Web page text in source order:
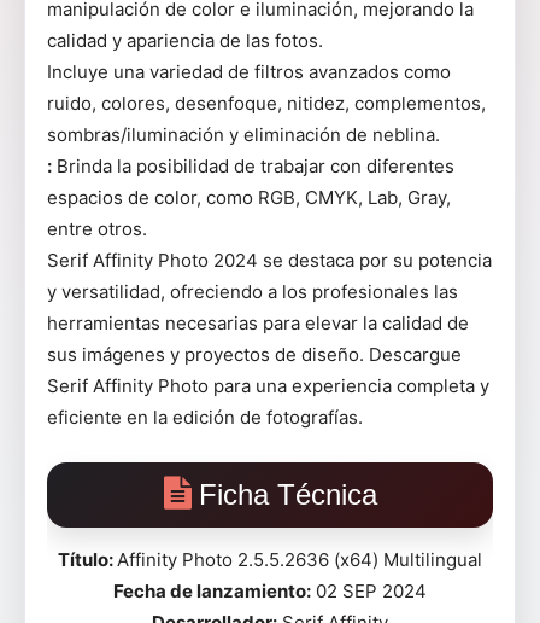
manipulación de color e iluminación, mejorando la
calidad y apariencia de las fotos.
Incluye una variedad de filtros avanzados como
ruido, colores, desenfoque, nitidez, complementos,
sombras/iluminación y eliminación de neblina.
: Brinda la posibilidad de trabajar con diferentes
espacios de color, como RGB, CMYK, Lab, Gray,
entre otros.
Serif Affinity Photo 2024 se destaca por su potencia
y versatilidad, ofreciendo a los profesionales las
herramientas necesarias para elevar la calidad de
sus imágenes y proyectos de diseño. Descargue
Serif Affinity Photo para una experiencia completa y
eficiente en la edición de fotografías.
Ficha Técnica
Título:Affinity Photo 2.5.5.2636 (x64) Multilingual
Fecha de lanzamiento: 02 SEP 2024